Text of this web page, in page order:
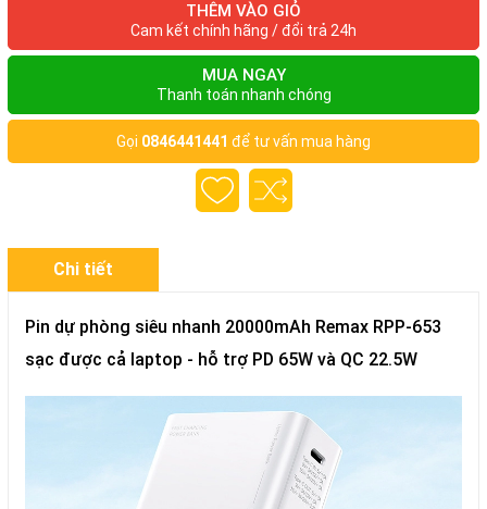
THÊM VÀO GIỎ
Cam kết chính hãng / đổi trả 24h
MUA NGAY
Thanh toán nhanh chóng
Gọi 0846441441 để tư vấn mua hàng
Chi tiết
Pin dự phòng siêu nhanh 20000mAh Remax RPP-653
sạc được cả laptop - hỗ trợ PD 65W và QC 22.5W